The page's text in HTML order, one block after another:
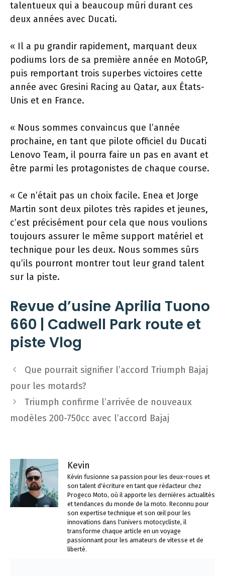
talentueux qui a beaucoup mûri durant ces
deux années avec Ducati.
« Il a pu grandir rapidement, marquant deux
podiums lors de sa première année en MotoGP,
puis remportant trois superbes victoires cette
année avec Gresini Racing au Qatar, aux États-
Unis et en France.
« Nous sommes convaincus que l’année
prochaine, en tant que pilote officiel du Ducati
Lenovo Team, il pourra faire un pas en avant et
être parmi les protagonistes de chaque course.
« Ce n’était pas un choix facile. Enea et Jorge
Martin sont deux pilotes très rapides et jeunes,
c’est précisément pour cela que nous voulions
toujours assurer le même support matériel et
technique pour les deux. Nous sommes sûrs
qu’ils pourront montrer tout leur grand talent
sur la piste.
Revue d’usine Aprilia Tuono
660 | Cadwell Park route et
piste Vlog
Navigation
des
articles
Que pourrait signifier l’accord Triumph Bajaj
pour les motards?
Triumph confirme l’arrivée de nouveaux
modèles 200-750cc avec l’accord Bajaj
Kevin
Kévin fusionne sa passion pour les deux-roues et
son talent d'écriture en tant que rédacteur chez
Progeco Moto, où il apporte les dernières actualités
et tendances du monde de la moto. Reconnu pour
son expertise technique et son œil pour les
innovations dans l'univers motocycliste, il
transforme chaque article en un voyage
passionnant pour les amateurs de vitesse et de
liberté.